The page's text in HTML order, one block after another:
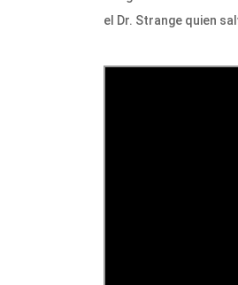
el Dr. Strange quien